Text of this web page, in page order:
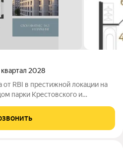
квартал 2028
и
лоты с кухнями-гостиными,